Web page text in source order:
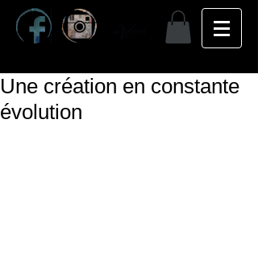
Une création en constante
évolution